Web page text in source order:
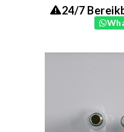
24/7